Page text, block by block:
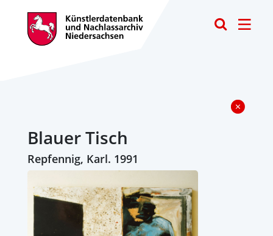
Blauer Tisch
Repfennig, Karl. 1991